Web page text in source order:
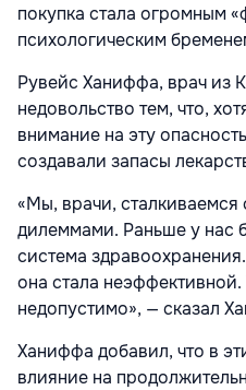
покупка стала огромным
психологическим
Рувейс Ханиффа, врач из
недовольство тем, что,
внимание на эту
создавали запасы
«Мы, врачи,
дилеммами. Раньше у нас
система
она стала
недопустимо», — сказал
Ханиффа добавил, что в
влияние на